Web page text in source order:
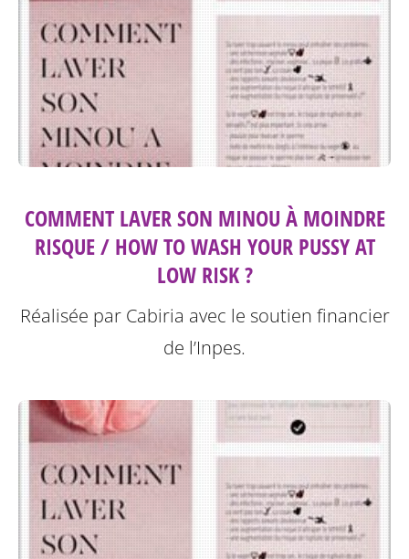
COMMENT LAVER SON MINOU À MOINDRE
RISQUE / HOW TO WASH YOUR PUSSY AT
LOW RISK ?
Réalisée par Cabiria avec le soutien financier
de l’Inpes.